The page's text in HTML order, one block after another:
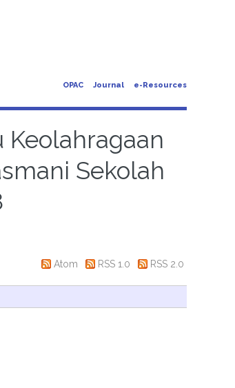
OPAC Journal e-Resources
Keolahragaan
Sekolah
Atom RSS 1.0 RSS 2.0